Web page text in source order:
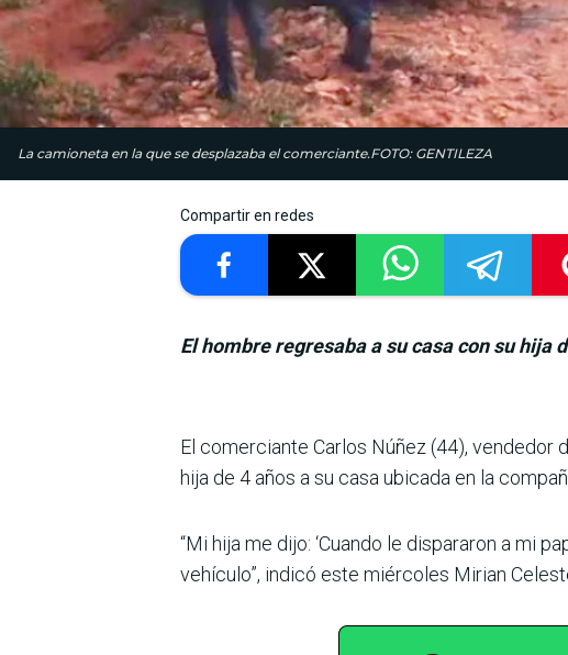
La camioneta en la que se desplazaba el comerciante.FOTO: GENTILEZA
Compartir en redes
El hombre regresaba a su casa con su hija
El comerciante Carlos Núñez (44), vendedor
hija de 4 años a su casa ubicada en la
“Mi hija me dijo: ‘Cuando le dispararon a mi
vehículo”, indicó este miércoles Mirian